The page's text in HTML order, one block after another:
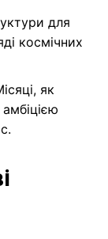
для
космічних
як